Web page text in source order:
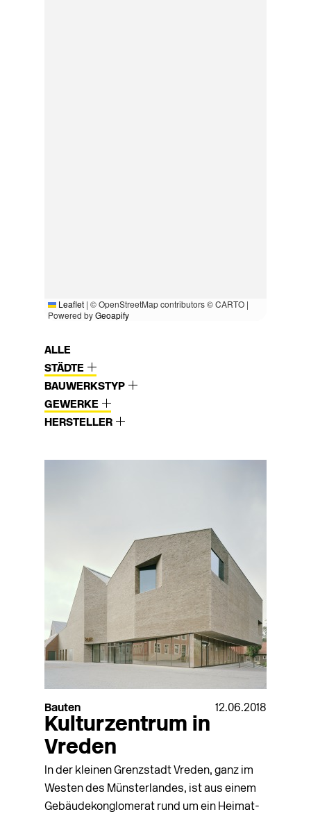
Leaflet | © OpenStreetMap contributors © CARTO |
Powered byGeoapify
ALLE
STÄDTE
BAUWERKSTYP
GEWERKE
HERSTELLER
Bauten 12.06.2018
Kulturzentrum in
Vreden
In der kleinen Grenzstadt Vreden, ganz im
Westen des Münster­landes, ist aus einem
Gebäudekonglomerat rund um ein Heimat­